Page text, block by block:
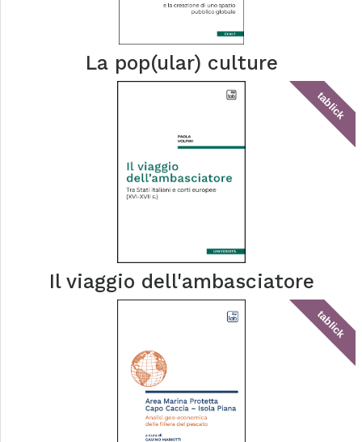
La pop(ular) culture
tablick
Il viaggio dell'ambasciatore
tablick